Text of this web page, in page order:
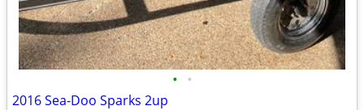
• •
2016 Sea-Doo Sparks 2up